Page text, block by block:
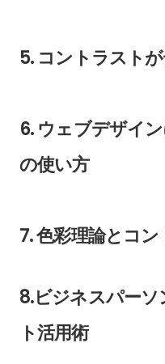
5. コントラスト
6. ウェブデザイ
の使い方
7. 色彩理論とコ
8.ビジネスパー
ト活用術